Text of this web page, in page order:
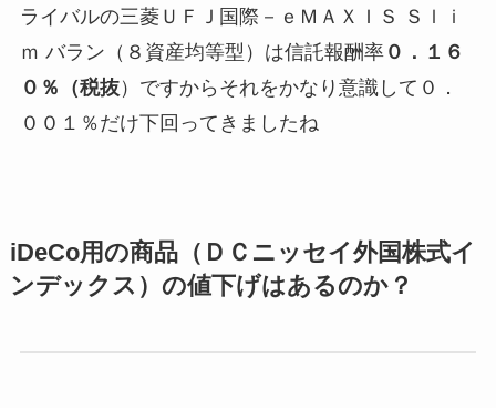
ライバルの三菱ＵＦＪ国際－ｅＭＡＸＩＳ Ｓｌｉ
ｍ バラン（８資産均等型）は信託報酬率０．１６
０％（税抜）ですからそれをかなり意識して ０．
００１％だけ下回ってきましたね
iDeCo用の商品（ＤＣニッセイ外国株式イ
ンデックス ） の値下げはあるのか？